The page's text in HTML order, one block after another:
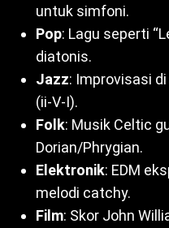
untuk simfoni.
Pop: Lagu seperti
diatonis.
Jazz: Improvisasi
(ii-V-I).
Folk: Musik Celtic
Dorian/Phrygian.
Elektronik: EDM
melodi catchy.
Film: Skor John